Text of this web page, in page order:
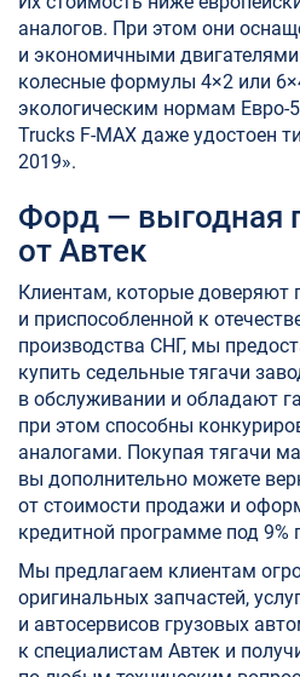
аналогов. При этом они
и экономичными
колесные формулы 4×2 или
экологическим нормам Евро-
Trucks F-MAX даже удостоен
2019».
Форд — выгодная
от Автек
Клиентам, которые доверяют
и приспособленной к
производства СНГ, мы
купить седельные тягачи
в обслуживании и обладают
при этом способны
аналогами. Покупая тягачи
вы дополнительно можете
от стоимости продажи и
кредитной программе под 9%
Мы предлагаем клиентам
оригинальных запчастей,
и автосервисов грузовых
к специалистам Автек и